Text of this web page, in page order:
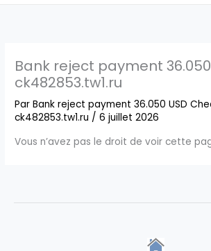
Bank reject payment
ck482853.tw1.ru
ParBank reject payment 36.050 USD
ck482853.tw1.ru /6 juillet 2026
Vous n’avez pas le droit de voir cette